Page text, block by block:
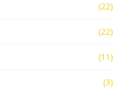
(22)
(22)
(11)
(3)